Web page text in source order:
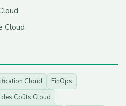
Cloud
Cloud
FinOps
des Coûts Cloud